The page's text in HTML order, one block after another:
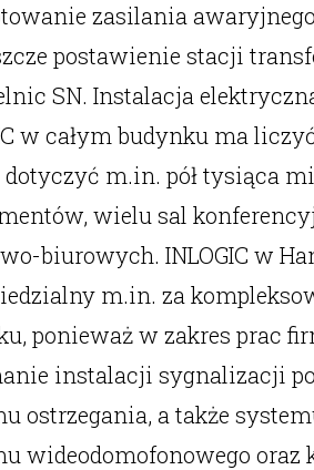
zasilania
postawienie stacji
SN. Instalacja
w całym budynku ma
m.in. pół tysiąca
wielu sal
biurowych. INLOGIC w
m.in. za
ponieważ w zakres prac
instalacji sygnalizacji
ostrzegania, a także
wideodomofonowego oraz